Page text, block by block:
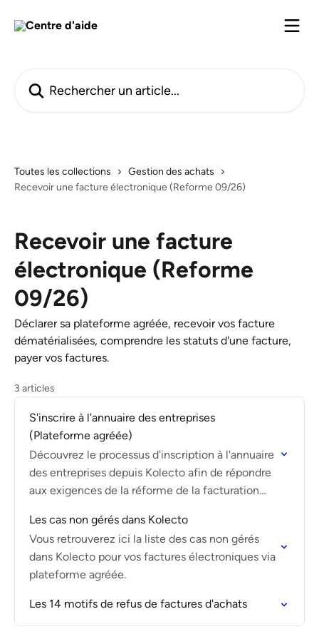
Toutes les collections
Gestion des achats
Recevoir une facture électronique (Reforme 09/26)
Recevoir une facture
électronique (Reforme
09/26)
Déclarer sa plateforme agréée, recevoir vos facture
dématérialisées, comprendre les statuts d'une facture,
payer vos factures.
3 articles
S'inscrire à l'annuaire des entreprises
(Plateforme agréée)
Découvrez le processus d'inscription à l'annuaire
des entreprises depuis Kolecto afin de répondre
aux exigences de la réforme de la facturation
Les cas non gérés dans Kolecto
Vous retrouverez ici la liste des cas non gérés
dans Kolecto pour vos factures électroniques via
plateforme agréée.
Les 14 motifs de refus de factures d'achats